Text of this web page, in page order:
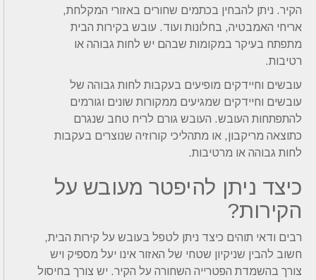
הקיר. ניתן להבחין בכתמים שחורים באזורי המקלחת,
אריחי האמבטיה, בחלונות ועוד. עובש בקירות הבית
מתפתח בעיקר במקומות שבהם יש לחות גבוהה או
רטיבות.
עובשים וחיידקים מופיעים בעקבות לחות גבוהה של
עובשים וחיידקים שמגיעים ממקורות שונים וגורמים
להתפתחות העובש. העובש גורם לריח טחב שנגרם
כתוצאה מריקבון, או מתהליכי קורוזיה שנוצרים בעקבות
לחות גבוהה או מרטיבות.
כיצד ניתן להיפטר מעובש על
הקירות?
רבים ודאי תוהים כיצד ניתן לטפל בעובש על קירות הבית,
חשוב להבין שניקיון שטחי של האזור אינו יעל מספיק ויש
צורך בהשמדת הפטרייה השחורה על הקיר. יש צורך בחיסול